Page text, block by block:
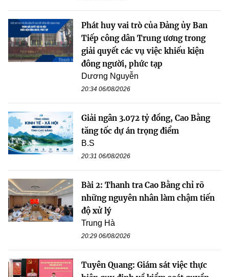
Phát huy vai trò của Đảng ủy Ban
Tiếp công dân Trung ương trong
giải quyết các vụ việc khiếu kiện
đông người, phức tạp
Dương Nguyễn
20:34 06/08/2026
Giải ngân 3.072 tỷ đồng, Cao Bằng
tăng tốc dự án trọng điểm
B.S
20:31 06/08/2026
Bài 2: Thanh tra Cao Bằng chỉ rõ
những nguyên nhân làm chậm tiến
độ xử lý
Trung Hà
20:29 06/08/2026
Tuyên Quang: Giám sát việc thực